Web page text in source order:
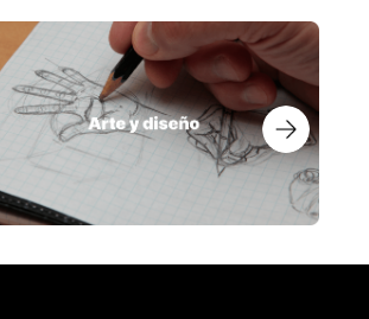
EL ARTE DE LA VIDA
ZYGMUNT BAUMAN